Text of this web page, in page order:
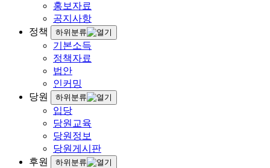
홍보자료
공지사항
정책
하위분류
기본소득
정책자료
법안
인커밍
당원
하위분류
입당
당원교육
당원정보
당원게시판
후원
하위분류